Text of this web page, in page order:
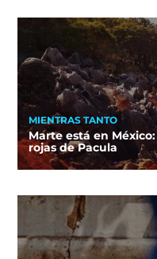
MIENTRAS TANTO
Marte está en
rojas de Pacula